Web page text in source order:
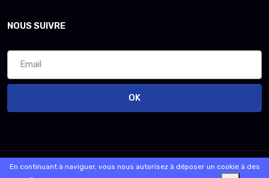
NOUS SUIVRE
OK
© 2026 - LogicielSaasFood - Logiciel de gestion de commande sur
En continuant à naviguer, vous nous autorisez à déposer un cookie à des